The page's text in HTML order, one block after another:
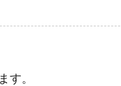
す。